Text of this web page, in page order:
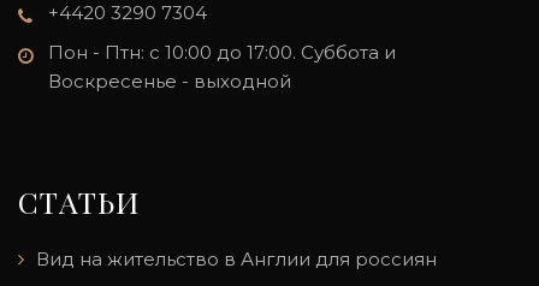
+4420 3290 7304
Пон - Птн: с 10:00 до 17:00. Суббота и
Воскресенье - выходной
СТАТЬИ
Вид на жительство в Англии для россиян